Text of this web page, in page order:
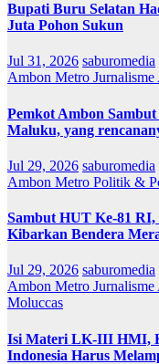
Bupati Buru Selatan
Juta Pohon Sukun
Jul 31, 2026 saburomedia
Ambon Metro
Pemkot Ambon
Maluku, yang
Jul 29, 2026 saburomedia
Ambon Metro Politik &
Sambut HUT Ke-81
Kibarkan Bendera
Jul 29, 2026 saburomedia
Ambon Metro
Moluccas
Isi Materi LK-III HMI,
Indonesia Harus